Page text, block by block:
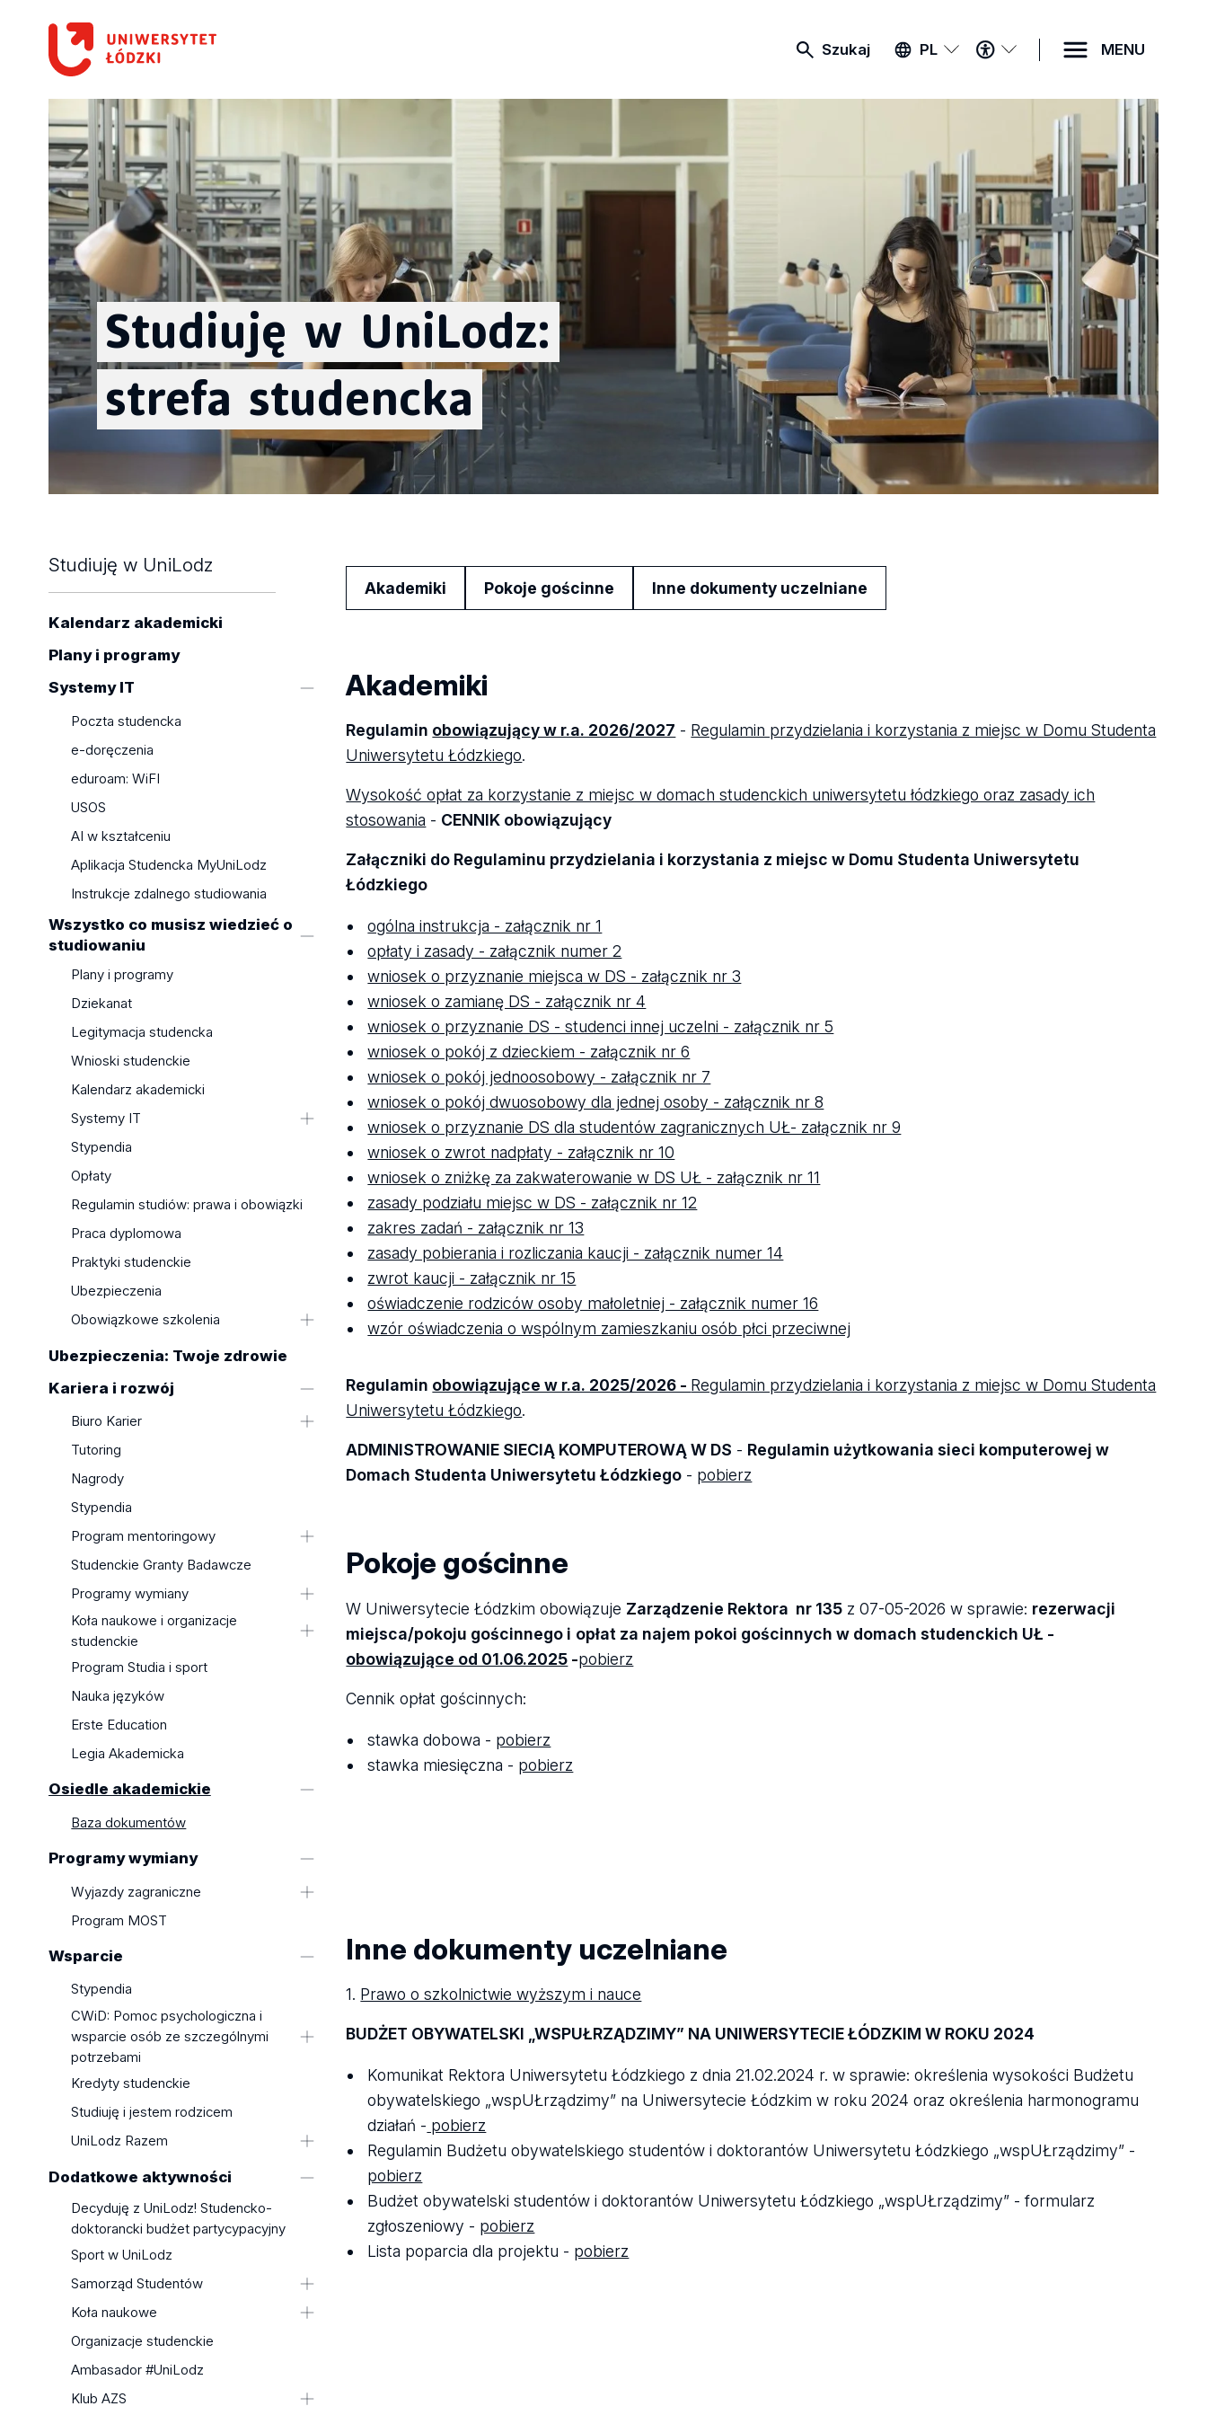
Szukaj PL
MENU
DOSTĘPNOŚCI
MENU
Studiuję w UniLodz:
strefa studencka
Studiuję w UniLodz
Kalendarz akademicki
Plany i programy
Systemy IT
Poczta studencka
e-doręczenia
eduroam: WiFI
USOS
AI w kształceniu
Aplikacja Studencka MyUniLodz
Instrukcje zdalnego studiowania
Wszystko co musisz wiedzieć o
studiowaniu
Plany i programy
Dziekanat
Legitymacja studencka
Wnioski studenckie
Kalendarz akademicki
Systemy IT
Poczta studencka
e-doręczenia
AI w kształceniu
Aplikacja Studencka MyUniLodz
Instrukcje zdalnego studiowania
Stypendia
Opłaty
Regulamin studiów: prawa i obowiązki
Praca dyplomowa
Praktyki studenckie
Ubezpieczenia
Obowiązkowe szkolenia
BHP
Ubezpieczenia: Twoje zdrowie
Kariera i rozwój
Biuro Karier
Wyniki wyszukiwania
Praktyki Nieobligatoryjne
Koła Naukowe na UŁ
Konsultacje Kariery
Szkolenia i warsztaty
Wydarzenia
Projekty UE
Monitorowanie Karier Absolwentów
Współpraca z pracodawcami
Tutoring
Nagrody
Stypendia
Program mentoringowy
Program Absolwent VIP
Poprzednie edycje
Studenckie Granty Badawcze
Programy wymiany
Wyjazdy zagraniczne
Program MOST
Koła naukowe i organizacje
studenckie
Koła naukowe
Organizacje i stowarzyszenia
Standardy Ochrony Małoletnich –
weryfikacja w KRK
Program Studia i sport
Nauka języków
Erste Education
Legia Akademicka
Osiedle akademickie
Baza dokumentów
Programy wymiany
Wyjazdy zagraniczne
Erasmus+ Studia
Programmes
Mobilność Wirtualna
Erasmus - Cały Świat
Stypendia Zagraniczne
Koordynatorzy ECTS
Koordynatorzy Wydziałowi
Program MOST
Wsparcie
Stypendia
CWiD: Pomoc psychologiczna i
wsparcie osób ze szczególnymi
potrzebami
Aktualności
Kredyty studenckie
Studiuję i jestem rodzicem
UniLodz Razem
Wsparcie dla niebinarnych i
transpłciowych osób studiujących
oraz kształcących się w szkołach
doktorskich UŁ
UniLodz – strefa wolna od
radzić
Czym jest dyskryminacja i jak sobie
z nią radzić
Dodatkowe aktywności
Decyduję z UniLodz! Studencko-
doktorancki budżet partycypacyjny
Sport w UniLodz
Samorząd Studentów
Aktualności
Uchwały Samorządu
Koła naukowe
Wykaz kół naukowych
Koła naukowe -
Dofinansowanie Rektora - Koła
Organizacje studenckie
Ambasador #UniLodz
Klub AZS
Akademiki Pokoje gościnne Inne dokumenty uczelniane
Akademiki
Regulamin obowiązujący w r.a. 2026/2027 - Regulamin przydzielania i korzystania z miejsc w Domu Studenta
Uniwersytetu Łódzkiego.
Wysokość opłat za korzystanie z miejsc w domach studenckich uniwersytetu łódzkiego oraz zasady ich
stosowania - CENNIK obowiązujący
Załączniki do Regulaminu przydzielania i korzystania z miejsc w Domu Studenta Uniwersytetu
Łódzkiego
ogólna instrukcja - załącznik nr 1
opłaty i zasady - załącznik numer 2
wniosek o przyznanie miejsca w DS - załącznik nr 3
wniosek o zamianę DS - załącznik nr 4
wniosek o przyznanie DS - studenci innej uczelni - załącznik nr 5
wniosek o pokój z dzieckiem - załącznik nr 6
wniosek o pokój jednoosobowy - załącznik nr 7
wniosek o pokój dwuosobowy dla jednej osoby - załącznik nr 8
wniosek o przyznanie DS dla studentów zagranicznych UŁ- załącznik nr 9
wniosek o zwrot nadpłaty - załącznik nr 10
wniosek o zniżkę za zakwaterowanie w DS UŁ - załącznik nr 11
zasady podziału miejsc w DS - załącznik nr 12
zakres zadań - załącznik nr 13
zasady pobierania i rozliczania kaucji - załącznik numer 14
zwrot kaucji - załącznik nr 15
oświadczenie rodziców osoby małoletniej - załącznik numer 16
wzór oświadczenia o wspólnym zamieszkaniu osób płci przeciwnej
Regulamin obowiązujące w r.a. 2025/2026 - Regulamin przydzielania i korzystania z miejsc w Domu Studenta
Uniwersytetu Łódzkiego.
ADMINISTROWANIE SIECIĄ KOMPUTEROWĄ W DS - Regulamin użytkowania sieci komputerowej w
Domach Studenta Uniwersytetu Łódzkiego - pobierz
Pokoje gościnne
W Uniwersytecie Łódzkim obowiązuje Zarządzenie Rektora nr 135 z 07-05-2026 w sprawie: rezerwacji
miejsca/pokoju gościnnego i opłat za najem pokoi gościnnych w domach studenckich UŁ -
obowiązujące od 01.06.2025 -pobierz
Cennik opłat gościnnych:
stawka dobowa - pobierz
stawka miesięczna - pobierz
Inne dokumenty uczelniane
1. Prawo o szkolnictwie wyższym i nauce
BUDŻET OBYWATELSKI „WSPUŁRZĄDZIMY” NA UNIWERSYTECIE ŁÓDZKIM W ROKU 2024
Komunikat Rektora Uniwersytetu Łódzkiego z dnia 21.02.2024 r. w sprawie: określenia wysokości Budżetu
obywatelskiego „wspUŁrządzimy” na Uniwersytecie Łódzkim w roku 2024 oraz określenia harmonogramu
działań - pobierz
Regulamin Budżetu obywatelskiego studentów i doktorantów Uniwersytetu Łódzkiego „wspUŁrządzimy” -
pobierz
Budżet obywatelski studentów i doktorantów Uniwersytetu Łódzkiego „wspUŁrządzimy” - formularz
zgłoszeniowy - pobierz
Lista poparcia dla projektu - pobierz